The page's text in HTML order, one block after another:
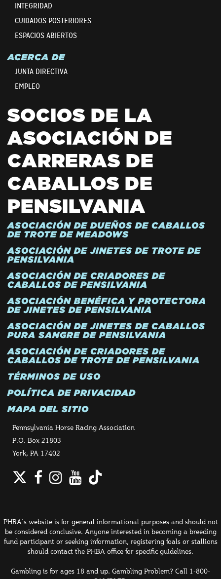
INTEGRIDAD
CUIDADOS POSTERIORES
ESPACIOS ABIERTOS
ACERCA DE
JUNTA DIRECTIVA
EMPLEO
SOCIOS DE LA
ASOCIACIÓN DE
CARRERAS DE
CABALLOS DE
PENSILVANIA
ASOCIACIÓN DE DUEÑOS DE CABALLOS
DE TROTE DE MEADOWS
ASOCIACIÓN DE JINETES DE TROTE DE
PENSILVANIA
ASOCIACIÓN DE CRIADORES DE
CABALLOS DE PENSILVANIA
ASOCIACIÓN BENÉFICA Y PROTECTORA
DE JINETES DE PENSILVANIA
ASOCIACIÓN DE JINETES DE CABALLOS
PURA SANGRE DE PENSILVANIA
ASOCIACIÓN DE CRIADORES DE
CABALLOS DE TROTE DE PENSILVANIA
TÉRMINOS DE USO
POLÍTICA DE PRIVACIDAD
MAPA DEL SITIO
Pennsylvania Horse Racing Association
P.O. Box 21803
York, PA 17402
Twitter
Facebook
Instagram
YouTube
TikTok
PHRA's website is for general informational purposes and should not
be considered conclusive. Anyone interested in becoming a breeding
fund participant or seeking information, registering foals or stallions
should contact the PHBA office for specific guidelines.
Gambling is for ages 18 and up. Gambling Problem? Call 1-800-